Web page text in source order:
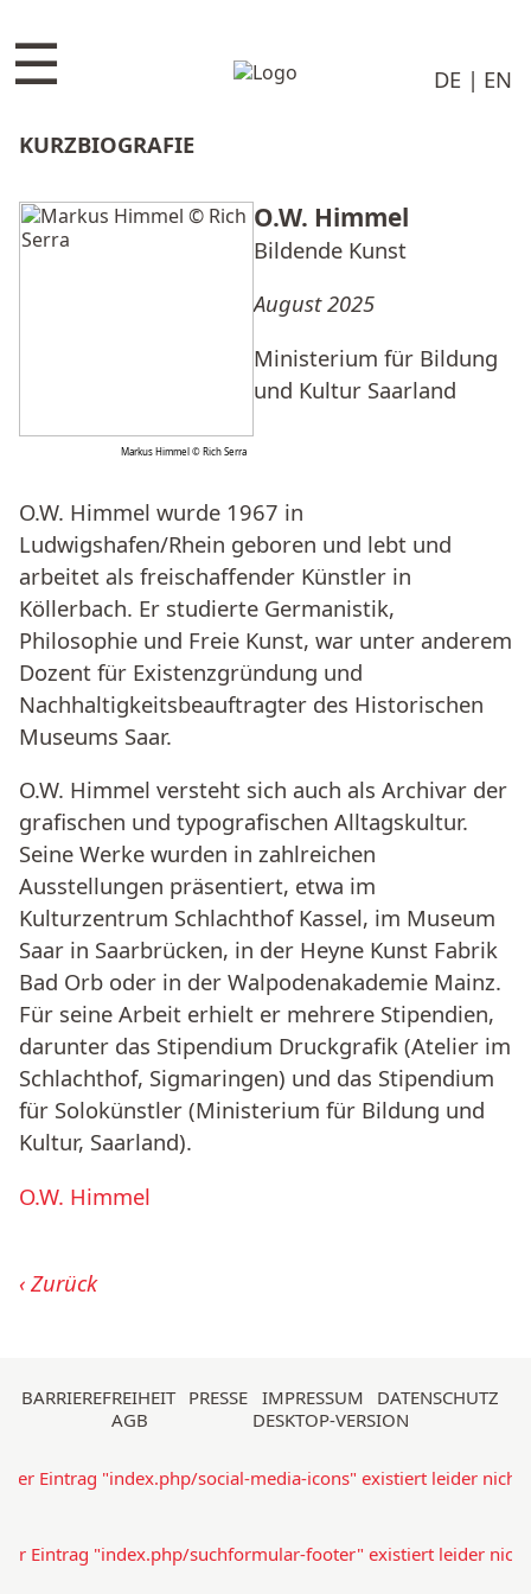
☰ DE EN
KURZBIOGRAFIE
Markus Himmel © Rich Serra
O.W. Himmel
Bildende Kunst
August 2025
Ministerium für Bildung
und Kultur Saarland
O.W. Himmel wurde 1967 in
Ludwigshafen/Rhein geboren und lebt und
arbeitet als freischaffender Künstler in
Köllerbach. Er studierte Germanistik,
Philosophie und Freie Kunst, war unter anderem
Dozent für Existenzgründung und
Nachhaltigkeitsbeauftragter des Historischen
Museums Saar.
O.W. Himmel versteht sich auch als Archivar der
grafischen und typografischen Alltagskultur.
Seine Werke wurden in zahlreichen
Ausstellungen präsentiert, etwa im
Kulturzentrum Schlachthof Kassel, im Museum
Saar in Saarbrücken, in der Heyne Kunst Fabrik
Bad Orb oder in der Walpodenakademie Mainz.
Für seine Arbeit erhielt er mehrere Stipendien,
darunter das Stipendium Druckgrafik (Atelier im
Schlachthof, Sigmaringen) und das Stipendium
für Solokünstler (Ministerium für Bildung und
Kultur, Saarland).
O.W. Himmel
Zurück
Navigation
überspringen
BARRIEREFREIHEIT PRESSE IMPRESSUM
DATENSCHUTZ
AGB
DESKTOP-VERSION
Der Eintrag "index.php/social-media-icons" existiert leider nicht.
Eintrag "index.php/suchformular-footer" existiert leider